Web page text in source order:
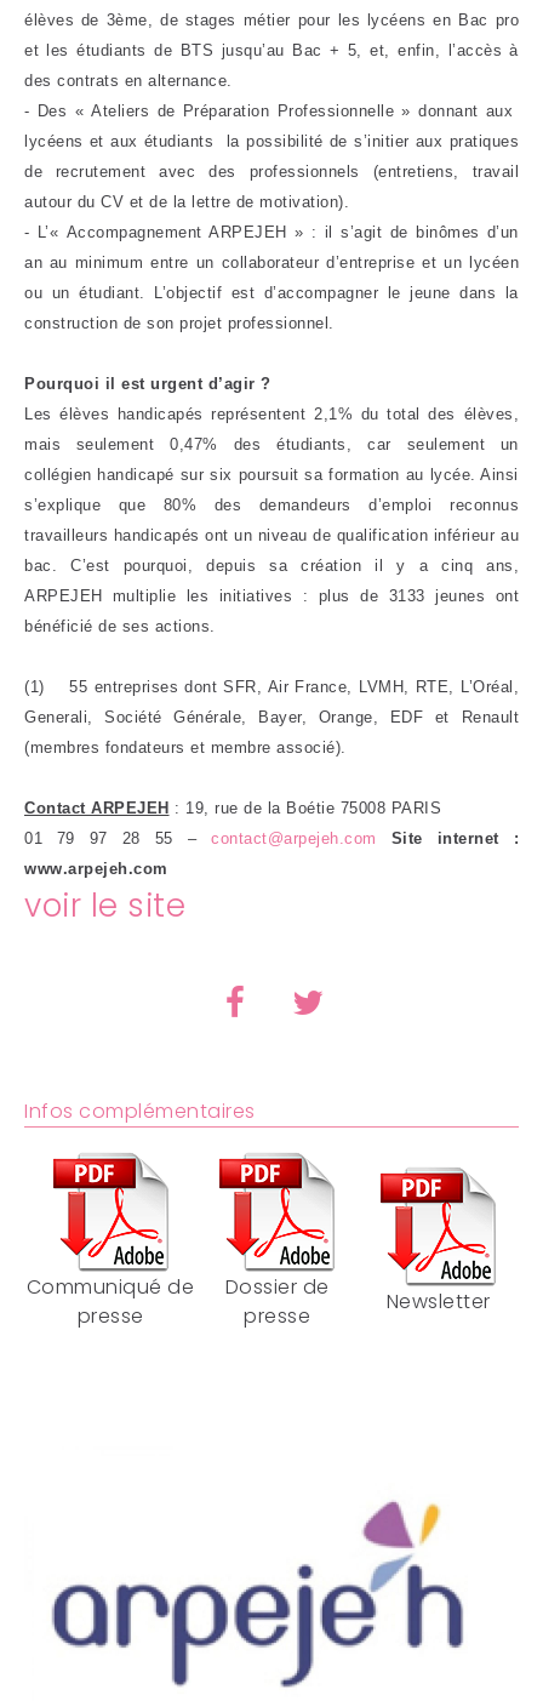
élèves de 3ème, de stages métier pour les lycéens en Bac pro
et les étudiants de BTS jusqu’au Bac + 5, et, enfin, l’accès à
des contrats en alternance.
- Des « Ateliers de Préparation Professionnelle » donnant aux
lycéens et aux étudiants la possibilité de s’initier aux pratiques
de recrutement avec des professionnels (entretiens, travail
autour du CV et de la lettre de motivation).
- L’« Accompagnement ARPEJEH » : il s’agit de binômes d’un
an au minimum entre un collaborateur d’entreprise et un lycéen
ou un étudiant. L’objectif est d’accompagner le jeune dans la
construction de son projet professionnel.
Pourquoi il est urgent d’agir ?
Les élèves handicapés représentent 2,1% du total des élèves,
mais seulement 0,47% des étudiants, car seulement un
collégien handicapé sur six poursuit sa formation au lycée. Ainsi
s’explique que 80% des demandeurs d’emploi reconnus
travailleurs handicapés ont un niveau de qualification inférieur au
bac. C’est pourquoi, depuis sa création il y a cinq ans,
ARPEJEH multiplie les initiatives : plus de 3133 jeunes ont
bénéficié de ses actions.
(1) 55 entreprises dont SFR, Air France, LVMH, RTE, L’Oréal,
Generali, Société Générale, Bayer, Orange, EDF et Renault
(membres fondateurs et membre associé).
Contact ARPEJEH : 19, rue de la Boétie 75008 PARIS
01 79 97 28 55 –contact@arpejeh.com
Site internet :
www.arpejeh.com
voir le site
Infos complémentaires
Communiqué de
presse
Dossier de
presse
Newsletter